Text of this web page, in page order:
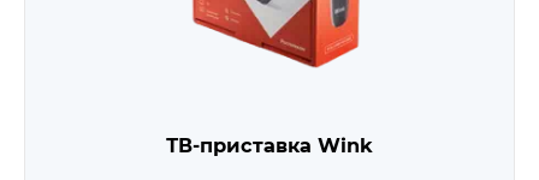
ТВ-приставка Wink